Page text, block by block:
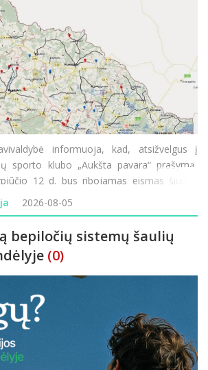
informuoja, kad, atsižvelgus į
sporto klubo „Aukšta pavara“ prašymą,
12 d. bus ribojamas eismas šiuose
keliuose: JD-70 „Prūseliai–Pa
2026-08-05
bepiločių sistemų šaulių
(0)